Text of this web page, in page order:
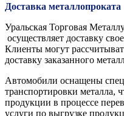
Доставка металлопроката
Уральская Торговая
осуществляет доставку
Клиенты могут
доставку заказанного
Автомобили оснащены
транспортировки металла,
продукции в процессе
услуги по выгрузке